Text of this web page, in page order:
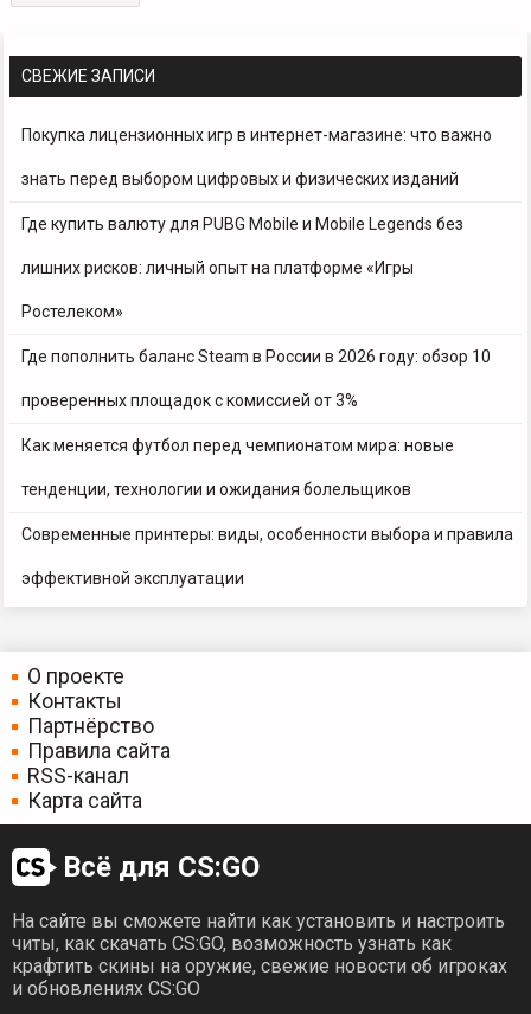
СВЕЖИЕ ЗАПИСИ
Покупка лицензионных игр в интернет-магазине: что важно
знать перед выбором цифровых и физических изданий
Где купить валюту для PUBG Mobile и Mobile Legends без
лишних рисков: личный опыт на платформе «Игры
Ростелеком»
Где пополнить баланс Steam в России в 2026 году: обзор 10
проверенных площадок с комиссией от 3%
Как меняется футбол перед чемпионатом мира: новые
тенденции, технологии и ожидания болельщиков
Современные принтеры: виды, особенности выбора и правила
эффективной эксплуатации
О проекте
Контакты
Партнёрство
Правила сайта
RSS-канал
Карта сайта
Всё для CS:GO
На сайте вы сможете найти как установить и настроить
читы, как скачать CS:GO, возможность узнать как
крафтить скины на оружие, свежие новости об игроках
и обновлениях CS:GO